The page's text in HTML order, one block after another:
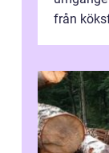
från